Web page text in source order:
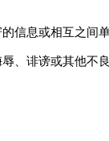
信息或相互之间
、诽谤或其他不